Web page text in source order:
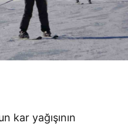
kar yağışının